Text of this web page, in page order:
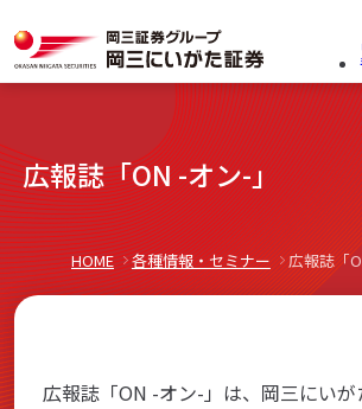
ー
ワ
ー
ド
らくらくネット情報便
キ
ー
ド
で
探
広報誌「ON -オン-」
HOME 各種情報・セミナー 広報誌「
広報誌「ON -オン-」は、岡三にい